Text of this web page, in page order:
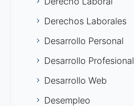
Derechos Laborales
Desarrollo Personal
Desarrollo Profesional
Desarrollo Web
Desempleo